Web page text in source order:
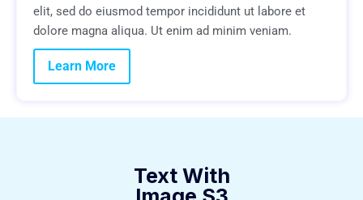
elit, sed do eiusmod tempor incididunt ut labore et
dolore magna aliqua. Ut enim ad minim veniam.
Learn More
Text With